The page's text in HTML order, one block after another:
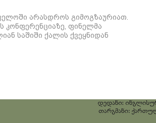
არასდროს გიმოგზაურიათ.
კონფერენციაზე, ფინელმა
საშიში ქალის ქვეყნიდან